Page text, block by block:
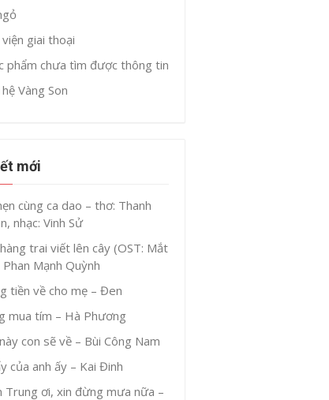
giai thoại
phẩm chưa tìm được thông tin
Vàng Son
mới
cùng ca dao – thơ: Thanh
nhạc: Vinh Sử
trai viết lên cây (OST: Mắt
Mạnh Quỳnh
tiền về cho mẹ – Đen
mua tím – Hà Phương
con sẽ về – Bùi Công Nam
của anh ấy – Kai Đinh
Trung ơi, xin đừng mưa nữa –